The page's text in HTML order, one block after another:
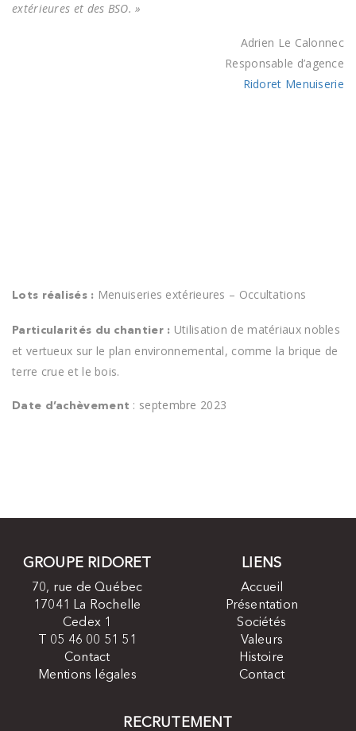
extérieures et des BSO. »
Adrien Le Calonnec
Responsable d’agence
Ridoret Menuiserie
Lots réalisés : Menuiseries extérieures – Occultations
Particularités du chantier : Utilisation de matériaux nobles
et vertueux sur le plan environnemental, comme la brique de
terre crue et le bois.
Date d’achèvement : septembre 2023
GROUPE RIDORET
70, rue de Québec
17041 La Rochelle
Cedex 1
T 05 46 00 51 51
Contact
Mentions légales
LIENS
Accueil
Présentation
Sociétés
Valeurs
Histoire
Contact
RECRUTEMENT